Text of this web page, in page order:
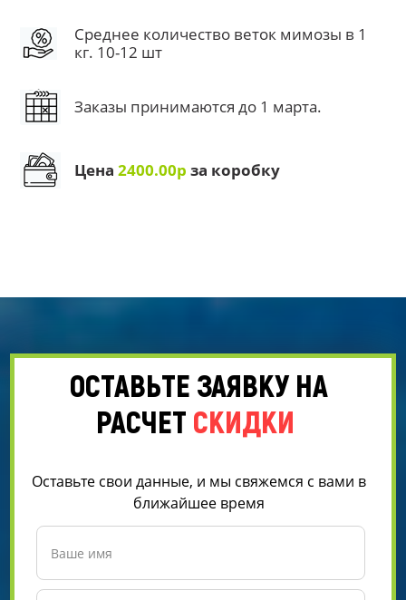
Среднее количество веток мимозы в 1
кг. 10-12 шт
Заказы принимаются до 1 марта.
Цена2400.00р за коробку
ОСТАВЬТЕ ЗАЯВКУ НА
РАСЧЕТ СКИДКИ
Оставьте свои данные, и мы свяжемся с вами в
ближайшее время